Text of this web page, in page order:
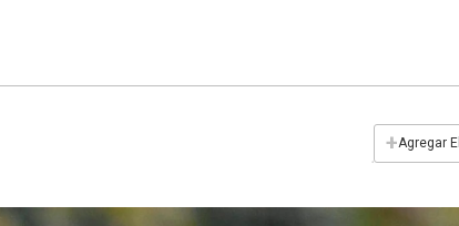
+Agregar